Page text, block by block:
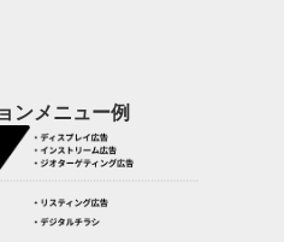
ンメニュー例